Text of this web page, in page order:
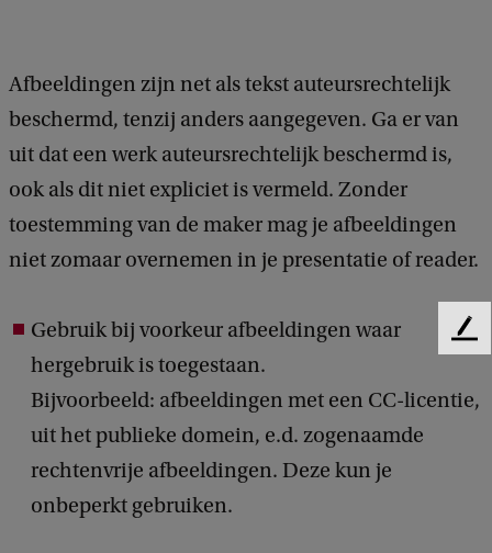
Afbeeldingen zijn net als tekst auteursrechtelijk
beschermd, tenzij anders aangegeven. Ga er van
uit dat een werk auteursrechtelijk beschermd is,
ook als dit niet expliciet is vermeld. Zonder
toestemming van de maker mag je afbeeldingen
niet zomaar overnemen in je presentatie of reader.
Gebruik bij voorkeur afbeeldingen waar
hergebruik is toegestaan.
Bijvoorbeeld: afbeeldingen met een CC-licentie,
uit het publieke domein, e.d. zogenaamde
rechtenvrije afbeeldingen. Deze kun je
onbeperkt gebruiken.
F
d